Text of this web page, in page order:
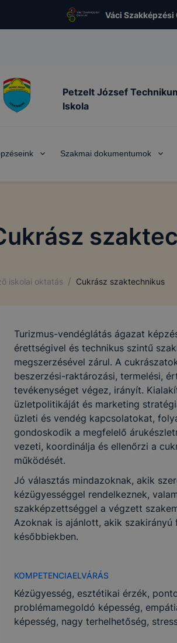
Váci Szakképzési
Petzelt József
Iskola
Szakmai dokumentumok
iskolai oktatás / Cukrász szaktechnikus
Turizmus-vendéglátás ágazat
érettségivel és technikus szintű
megszerzésével zárul. A
beszerzési-raktározási, termelési,
tevékenységet végez, irányít.
üzletpolitikáját és marketing
üzleti és vendég kapcsolatokat,
gondoskodik a megfelelő
vezeti, koordinálja és ellenőrzi a
működését.
Jó választás mindazoknak, akik
kézügyességgel rendelkeznek,
szakképzettséggel a végzett
Azoknak is ajánlott, akik
későbbiekben.
KOMPETENCIAELVÁRÁS
Kézügyesség, esztétikai érzék,
problémamegoldó képesség,
képesség, nagy terhelhetőség,